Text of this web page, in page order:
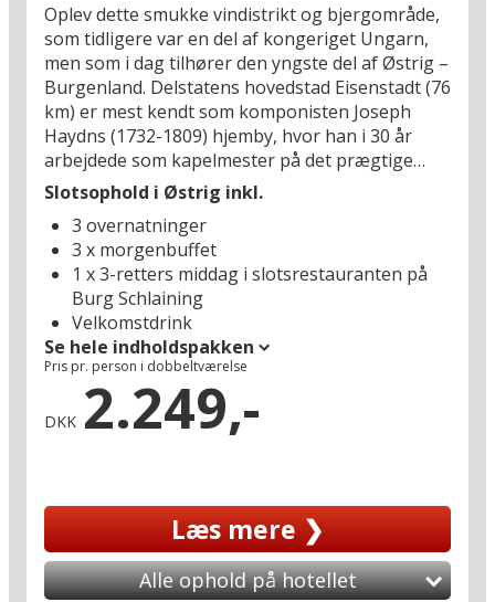
Oplev dette smukke vindistrikt og bjergområde,
som tidligere var en del af kongeriget Ungarn,
men som i dag tilhører den yngste del af Østrig –
Burgenland. Delstatens hovedstad Eisenstadt (76
km) er mest kendt som komponisten Joseph
Haydns (1732-1809) hjemby, hvor han i 30 år
arbejdede som kapelmester på det prægtige
barokpalads Esterházy. Jeres naturskønne
feriedestination, Stadtschlaining, er en fredelig
lille by med en imponerende borg, og I skal bo
på et stemningsfuldt hotel med en skøn
blanding af middelalderarkitektur og moderne
komfort, indrettet i borgens tidligere våbenhus
og smedje. En herligt afslappende feriebase at
vende tilbage til efter dagens vandre- og
sightseeing oplevelser i dette smukke
naturområde, som også er kendt for sine gode
vine.
listede hovedstad Graz (91 km) og Szombathely i
Ungarn (38 km), giver jer også gode muligheder
for at tilføje flere historiske og kulturelle
oplevelser til jeres ferieeventyr i Østrig. I Graz
kan I beundre den karakteristiske
Slotsophold i Østrig inkl.
3 overnatninger
3 x morgenbuffet
1 x 3-retters middag i slotsrestauranten på
Burg Schlaining
Velkomstdrink
Se hele indholdspakken
Pris pr. person i dobbeltværelse
DKK 2.249,-
Læs mere ❯
Alle ophold på hotellet